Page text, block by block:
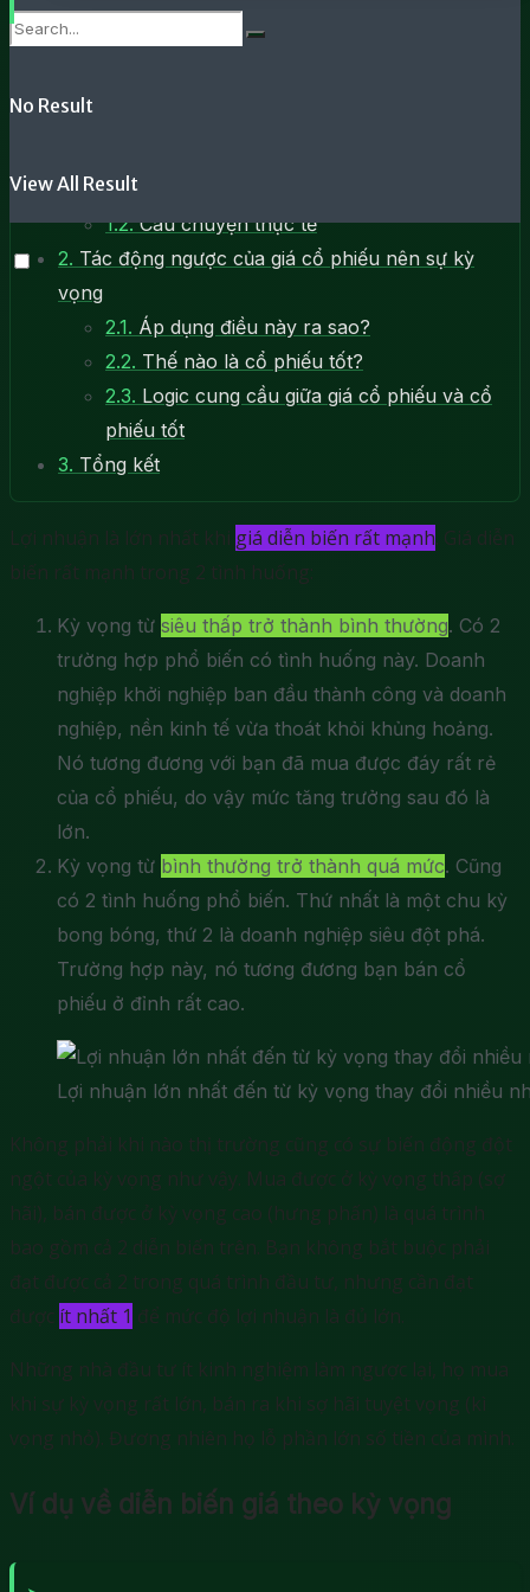
No Result
View All Result
1.1.Ví dụ về diễn biến giá theo kỳ vọng
1.2.Câu chuyện thực tế
2. Tác động ngược của giá cổ phiếu nên sự kỳ
vọng
2.1. Áp dụng điều này ra sao?
2.2. Thế nào là cổ phiếu tốt?
2.3. Logic cung cầu giữa giá cổ phiếu và cổ
phiếu tốt
3. Tổng kết
Lợi nhuận là lớn nhất khi giá diễn biến rất mạnh. Giá diễn
biến rất mạnh trong 2 tình huống:
Kỳ vọng từ siêu thấp trở thành bình thường. Có 2
trường hợp phổ biến có tình huống này. Doanh
nghiệp khởi nghiệp ban đầu thành công và doanh
nghiệp, nền kinh tế vừa thoát khỏi khủng hoảng.
Nó tương đương với bạn đã mua được đáy rất rẻ
của cổ phiếu, do vậy mức tăng trưởng sau đó là
lớn.
Kỳ vọng từ bình thường trở thành quá mức. Cũng
có 2 tình huống phổ biến. Thứ nhất là một chu kỳ
bong bóng, thứ 2 là doanh nghiệp siêu đột phá.
Trường hợp này, nó tương đương bạn bán cổ
phiếu ở đỉnh rất cao.
Lợi nhuận lớn nhất đến từ kỳ vọng thay đổi nhiều
Không phải khi nào thị trường cũng có sự biến động đột
ngột của kỳ vọng như vậy. Mua được ở kỳ vọng thấp (sợ
hãi), bán được ở kỳ vọng cao (hưng phấn) là quá trình
bao gồm cả 2 diễn biến trên. Bạn không bắt buộc phải
đạt được cả 2 trong quá trình đầu tư, nhưng cần đạt
được ít nhất 1 để mức độ lợi nhuận là đủ lớn.
Những nhà đầu tư ít kinh nghiệm làm ngược lại, họ mua
khi sự kỳ vọng rất lớn, bán ra khi sợ hãi tuyệt vọng (kì
vọng nhỏ). Đương nhiên họ lỗ phần lớn số tiền của mình.
Ví dụ về diễn biến giá theo kỳ vọng